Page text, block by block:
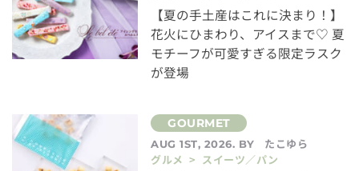
【夏の手土産はこれに決まり！】
花火にひまわり、アイスまで♡ 夏
モチーフが可愛すぎる限定ラスク
が登場
AUG 1ST, 2026. BY
たこゆら
グルメ > スイーツ／パン